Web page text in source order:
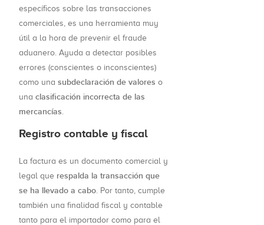
específicos sobre las transacciones
comerciales, es una herramienta muy
útil a la hora de prevenir el fraude
aduanero. Ayuda a detectar posibles
errores (conscientes o inconscientes)
como una subdeclaración de valores o
una clasificación incorrecta de las
mercancías
Registro contable y fiscal
La factura es un documento comercial y
legal que respalda la transacción que
se ha llevado a cabo . Por tanto, cumple
también una finalidad fiscal y contable
tanto para el importador como para el